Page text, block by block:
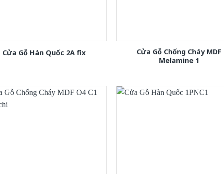
Cửa Gỗ Hàn Quốc 2A fix
Cửa Gỗ Chống Cháy MDF
Melamine 1